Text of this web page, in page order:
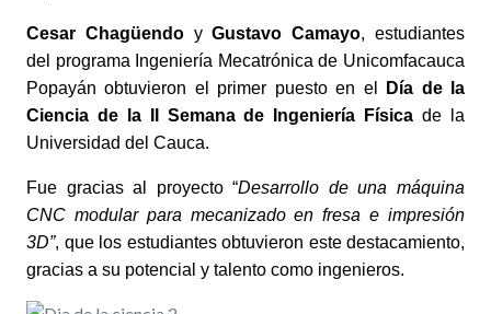
Cesar ChagüendoyGustavo Camayo, estudiantes
del programa Ingeniería Mecatrónica de Unicomfacauca
Popayán obtuvieron el primer puesto en el
Día de la
Ciencia de la II Semana de Ingeniería Física de la
Universidad del Cauca.
Fue gracias al proyecto “Desarrollo de una máquina
CNC modular para mecanizado en fresa e impresión
3D”, que los estudiantes obtuvieron este destacamiento,
gracias a su potencial y talento como ingenieros.